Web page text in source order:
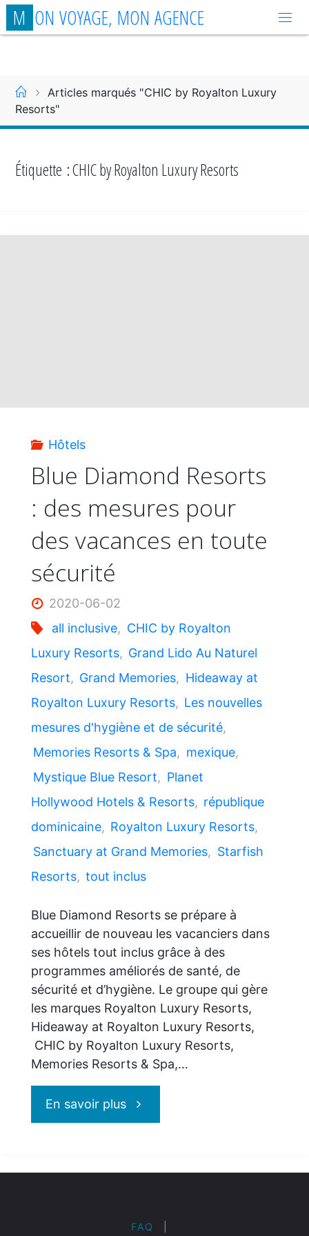
Aller
auM ON VOYAGE, MON AGENCE
AccueilArticles marqués "CHIC by Royalton Luxury
Resorts"
Étiquette :CHIC by Royalton Luxury Resorts
Hôtels
Blue Diamond Resorts
: des mesures pour
des vacances en toute
sécurité
2020-06-02
all inclusive, CHIC by Royalton
Luxury Resorts, Grand Lido Au Naturel
Resort, Grand Memories, Hideaway at
Royalton Luxury Resorts, Les nouvelles
mesures d'hygiène et de sécurité,
Memories Resorts & Spa, mexique,
Mystique Blue Resort, Planet
Hollywood Hotels & Resorts, république
dominicaine, Royalton Luxury Resorts,
Sanctuary at Grand Memories, Starfish
Resorts, tout inclus
Blue Diamond Resorts se prépare à
accueillir de nouveau les vacanciers dans
ses hôtels tout inclus grâce à des
programmes améliorés de santé, de
sécurité et d’hygiène. Le groupe qui gère
les marques Royalton Luxury Resorts,
Hideaway at Royalton Luxury Resorts,
CHIC by Royalton Luxury Resorts,
Memories Resorts & Spa,…
En savoir plus"Blue
Resorts
FAQ